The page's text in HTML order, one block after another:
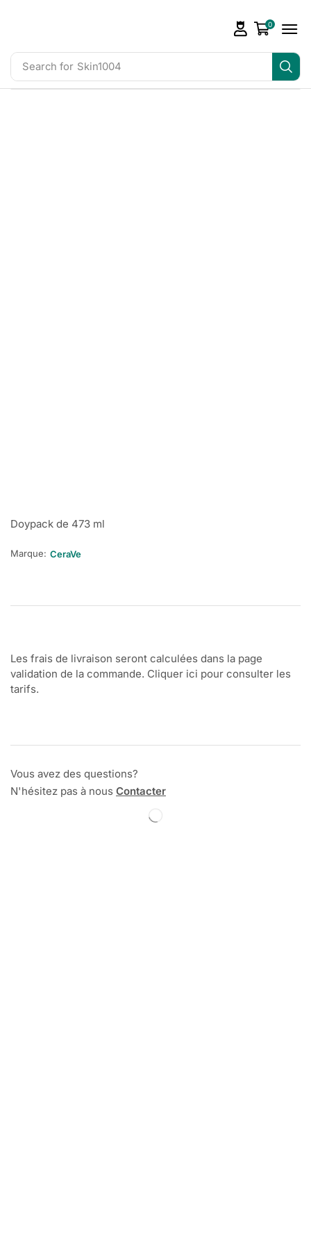
Search for Skin1004
0
Doypack de 473 ml
Marque: CeraVe
Les frais de livraison seront calculées dans la page
validation de la commande. Cliquer ici pour consulter les
tarifs.
Vous avez des questions?
N'hésitez pas à nous Contacter